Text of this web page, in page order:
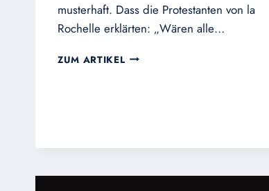
musterhaft. Dass die Protestanten von la
Rochelle erklärten: „Wären alle…
ZUM ARTIKEL DAS